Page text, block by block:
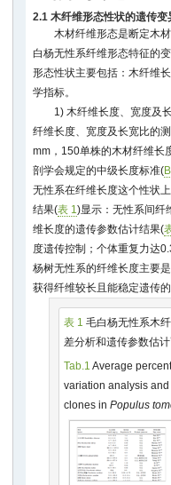
2.1 木纤维形态性状的遗传变
木材纤维形态是断定木
白杨无性系纤维形态特征的
形态性状主要包括：木纤维
学指标。
1) 木纤维长度、宽度及
纤维长度、宽度及长宽比的
mm，150单株的木材纤维长
剖学会规定的中级长度标准(
无性系在纤维长度这个性状
结果(表 1)显示：无性系间纤
维长度的遗传参数估计结果(
度遗传控制；个体重复力达
杨树无性系的纤维长度主要
获得纤维较长且能稳定遗传
表 1 毛白杨无性系木
差分析和遗传参数估计
Tab.1 Average
variation analysis
clones inPopulus